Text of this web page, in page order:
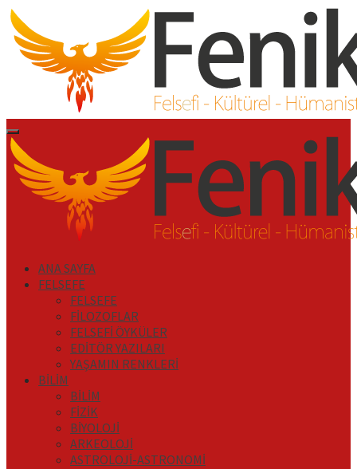
İçeriği
Geç
Primary
Menu
ANA SAYFA
FELSEFE
FELSEFE
FİLOZOFLAR
FELSEFİ ÖYKÜLER
EDİTÖR YAZILARI
YAŞAMIN RENKLERİ
BİLİM
BİLİM
FİZİK
BİYOLOJİ
ARKEOLOJİ
ASTROLOJİ-ASTRONOMİ